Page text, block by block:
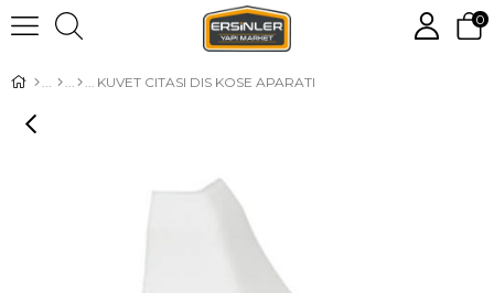
0
KUVET CITASI DIS KOSE APARATI